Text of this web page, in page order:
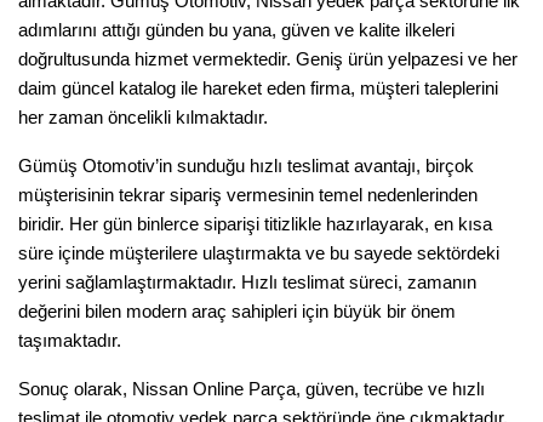
adımlarını attığı günden bu yana, güven ve kalite ilkeleri
doğrultusunda hizmet vermektedir. Geniş ürün yelpazesi ve her
daim güncel katalog ile hareket eden firma, müşteri taleplerini
her zaman öncelikli kılmaktadır.
Gümüş Otomotiv’in sunduğu hızlı teslimat avantajı, birçok
müşterisinin tekrar sipariş vermesinin temel nedenlerinden
biridir. Her gün binlerce siparişi titizlikle hazırlayarak, en kısa
süre içinde müşterilere ulaştırmakta ve bu sayede sektördeki
yerini sağlamlaştırmaktadır. Hızlı teslimat süreci, zamanın
değerini bilen modern araç sahipleri için büyük bir önem
taşımaktadır.
Sonuç olarak, Nissan Online Parça, güven, tecrübe ve hızlı